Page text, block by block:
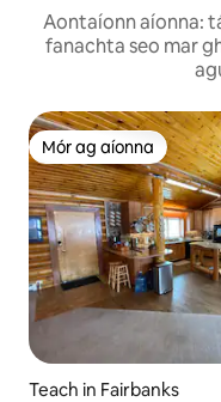
Aontaíonn aíonna:
fanachta seo mar
Mór ag aíonna
Mór ag aíonna
Teach in Fairbanks